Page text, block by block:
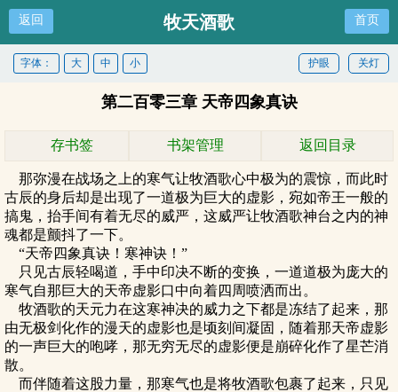
返回 牧天酒歌 首页
关灯
护眼
字体： 大 中 小
第二百零三章 天帝四象真诀
存书签 书架管理 返回目录
那弥漫在战场之上的寒气让牧酒歌心中极为的震惊，而此时
古辰的身后却是出现了一道极为巨大的虚影，宛如帝王一般的
搞鬼，抬手间有着无尽的威严，这威严让牧酒歌神台之内的神
魂都是颤抖了一下。
“天帝四象真诀！寒神诀！”
只见古辰轻喝道，手中印决不断的变换，一道道极为庞大的
寒气自那巨大的天帝虚影口中向着四周喷洒而出。
牧酒歌的天元力在这寒神决的威力之下都是冻结了起来，那
由无极剑化作的漫天的虚影也是顷刻间凝固，随着那天帝虚影
的一声巨大的咆哮，那无穷无尽的虚影便是崩碎化作了星芒消
散。
而伴随着这股力量，那寒气也是将牧酒歌包裹了起来，只见